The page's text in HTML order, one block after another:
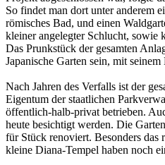
So findet man dort unter anderem
römisches Bad, und einen
kleiner angelegter Schlucht, sowie
Das Prunkstück der gesamten
Japanische Garten sein, mit
Nach Jahren des Verfalls ist der
Eigentum der staatlichen
öffentlich-halb-privat betrieben.
heute besichtigt werden. Die
für Stück renoviert. Besonders das
kleine Diana-Tempel haben noch